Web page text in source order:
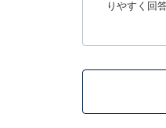
りやすく回